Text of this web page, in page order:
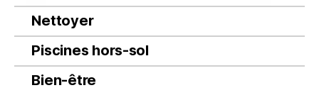
Nettoyer
Piscines hors-sol
Bien-être